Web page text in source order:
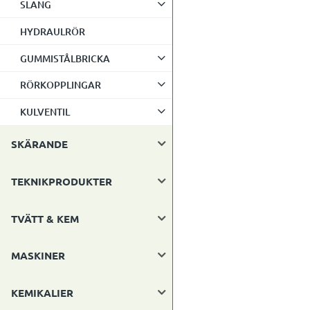
SLANG
HYDRAULRÖR
GUMMISTÅLBRICKA
RÖRKOPPLINGAR
KULVENTIL
SKÄRANDE
TEKNIKPRODUKTER
TVÄTT & KEM
MASKINER
KEMIKALIER